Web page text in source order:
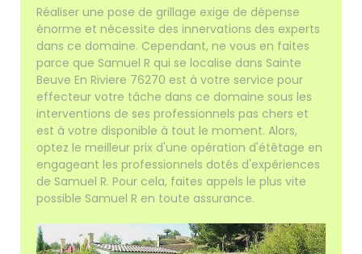
Réaliser une pose de grillage exige de dépense
énorme et nécessite des innervations des experts
dans ce domaine. Cependant, ne vous en faites
parce que Samuel R qui se localise dans Sainte
Beuve En Riviere 76270 est à votre service pour
effecteur votre tâche dans ce domaine sous les
interventions de ses professionnels pas chers et
est à votre disponible à tout le moment. Alors,
optez le meilleur prix d'une opération d'étêtage en
engageant les professionnels dotés d'expériences
de Samuel R. Pour cela, faites appels le plus vite
possible Samuel R en toute assurance.